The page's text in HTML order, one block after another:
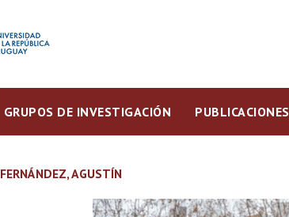
GRUPOS DE INVESTIGACIÓN PUBLICACIONES
FERNÁNDEZ, AGUSTÍN